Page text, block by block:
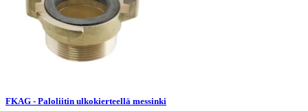
FKAG - Paloliitin ulkokierteellä messinki